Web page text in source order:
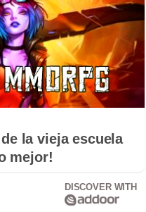
la vieja escuela
mejor!
DISCOVER WITH